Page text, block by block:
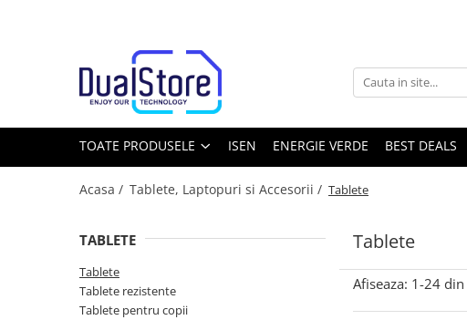
Producatori Telefoane Mobila
Telefoane mobile
Toate ( smart si clasice )
Telefoane cu proiector video
Telefoane (Smartphone) 5G
Telefoane cu camera termica
TOATE PRODUSELE ISEN ENERGIE VERDE BEST DEALS
Acasa / Tablete, Laptopuri si Accesorii / Tablete
Tablete
TABLETE
Tablete
Tablete rezistente
Tablete pentru copii
Afiseaza: 1-24 din